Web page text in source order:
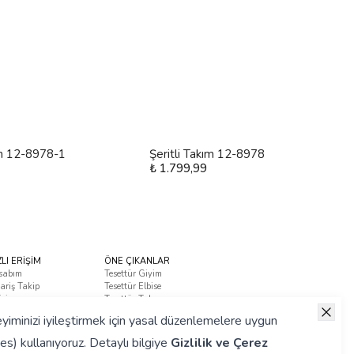
iyileştirmek için yasal düzenlemelere uygun
kullanıyoruz. Detaylı bilgiye Gizlilik ve Çerez
12-8978-1
Şeritli Takım 12-8978
₺ 1.799,99
ERİŞİM
Takip
ÖNE ÇIKANLAR
Tesettür Giyim
Tesettür Elbise
Tesettür Takım